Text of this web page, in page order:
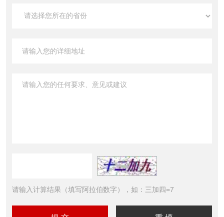
请输入计算结果（填写阿拉伯数字），如：三加四=7